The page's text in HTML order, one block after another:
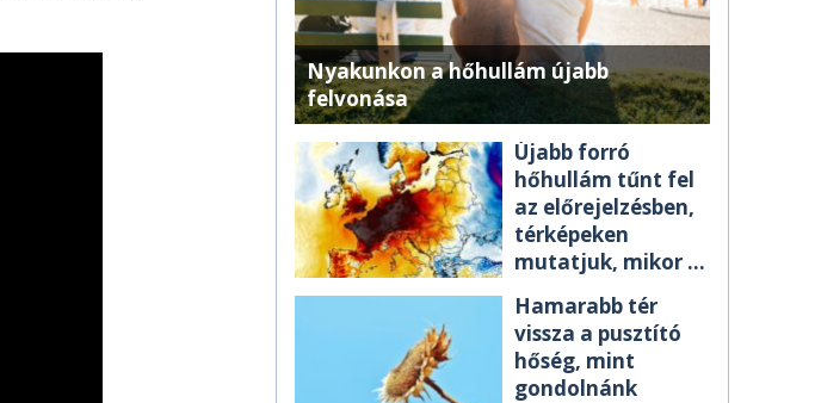
Nyakunkon a hőhullám újabb
felvonása
Újabb forró
hőhullám tűnt fel
az előrejelzésben,
térképeken
mutatjuk, mikor ér
Hamarabb tér
vissza a pusztító
hőség, mint
gondolnánk